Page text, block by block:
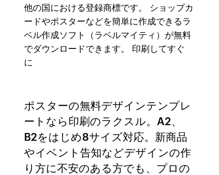
他の国における登録商標です。 ショップカ
ードやポスターなどを簡単に作成できるラ
ベル作成ソフト（ラベルマイティ）が無料
でダウンロードできます。 印刷してすぐ
に
ポスターの無料デザインテンプレ
ートなら印刷のラクスル。A2、
B2をはじめ8サイズ対応。新商品
やイベント告知などデザインの作
り方に不安のある方でも、プロの